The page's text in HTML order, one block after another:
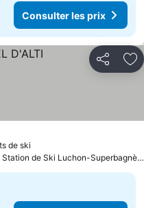
Consulter les prix
Partager
de ski
à 2.6 km de : Station de Ski Luchon-Superbagnères